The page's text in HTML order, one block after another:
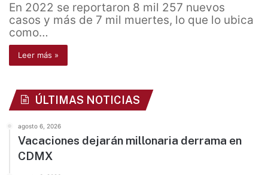
En 2022 se reportaron 8 mil 257 nuevos
casos y más de 7 mil muertes, lo que lo ubica
como…
Leer más »
ÚLTIMAS NOTICIAS
agosto 6, 2026
Vacaciones dejarán millonaria derrama en
CDMX